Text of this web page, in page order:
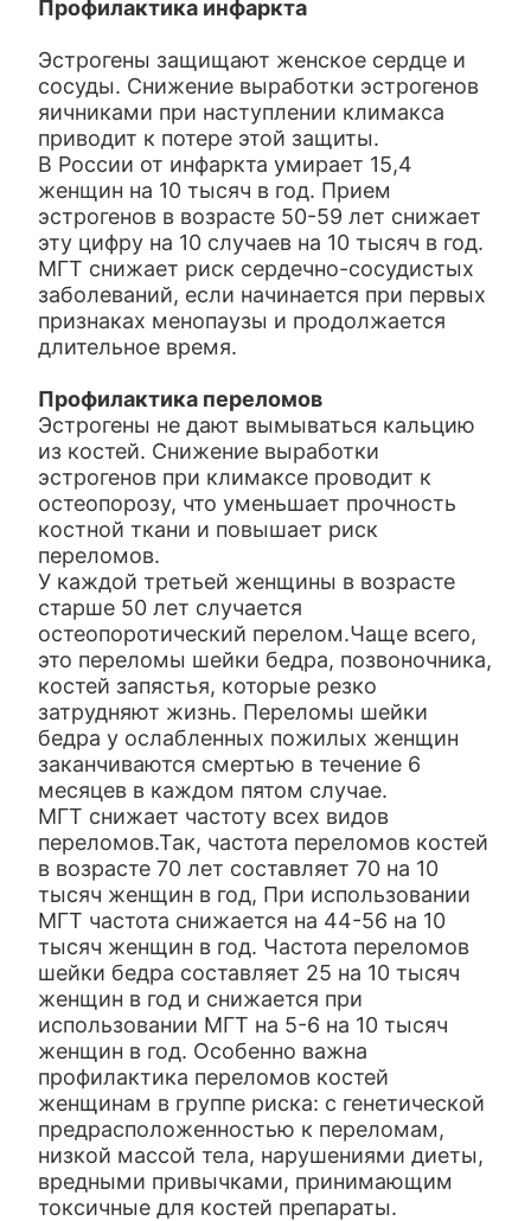
Профилактика инфаркта
Эстрогены защищают женское сердце и
сосуды. Снижение выработки эстрогенов
яичниками при наступлении климакса
приводит к потере этой защиты.
В России от инфаркта умирает 15,4
женщин на 10 тысяч в год. Прием
эстрогенов в возрасте 50-59 лет снижает
эту цифру на 10 случаев на 10 тысяч в год.
МГТ снижает риск сердечно-сосудистых
заболеваний, если начинается при первых
признаках менопаузы и продолжается
длительное время.
Профилактика переломов
Эстрогены не дают вымываться кальцию
из костей. Снижение выработки
эстрогенов при климаксе проводит к
остеопорозу, что уменьшает прочность
костной ткани и повышает риск
переломов.
У каждой третьей женщины в возрасте
старше 50 лет случается
остеопоротический перелом.Чаще всего,
это переломы шейки бедра, позвоночника,
костей запястья, которые резко
затрудняют жизнь. Переломы шейки
бедра у ослабленных пожилых женщин
заканчиваются смертью в течение 6
месяцев в каждом пятом случае.
МГТ снижает частоту всех видов
переломов.Так, частота переломов костей
в возрасте 70 лет составляет 70 на 10
тысяч женщин в год, При использовании
МГТ частота снижается на 44-56 на 10
тысяч женщин в год. Частота переломов
шейки бедра составляет 25 на 10 тысяч
женщин в год и снижается при
использовании МГТ на 5-6 на 10 тысяч
женщин в год. Особенно важна
профилактика переломов костей
женщинам в группе риска: с генетической
предрасположенностью к переломам,
низкой массой тела, нарушениями диеты,
вредными привычками, принимающим
токсичные для костей препараты.